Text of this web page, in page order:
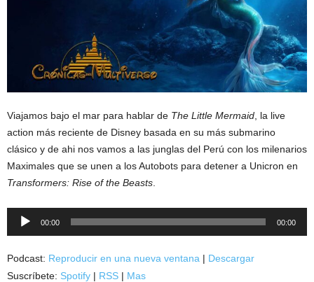
Viajamos bajo el mar para hablar de The Little Mermaid , la live
action más reciente de Disney basada en su más submarino
clásico y de ahi nos vamos a las junglas del Perú con los milenarios
Maximales que se unen a los Autobots para detener a Unicron en
Transformers: Rise of the Beasts
Reproductor
00:00 00:00
Podcast: Reproducir en una nueva ventana | Descargar
Suscríbete: Spotify | RSS | Mas